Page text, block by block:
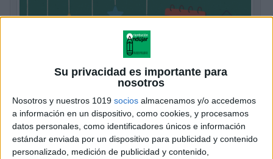
Su privacidad es importante para
nosotros
Nosotros y nuestros 1019 socios almacenamos y/o accedemos
a información en un dispositivo, como cookies, y procesamos
datos personales, como identificadores únicos e información
estándar enviada por un dispositivo para publicidad y contenido
personalizado, medición de publicidad y contenido,